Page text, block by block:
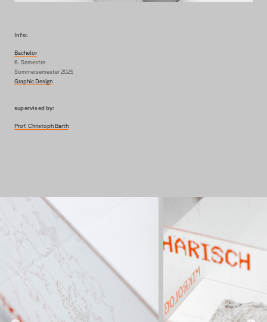
Info:
Bachelor
6. Semester
Sommersemester 2025
Graphic Design
supervised by:
Prof. Christoph Barth